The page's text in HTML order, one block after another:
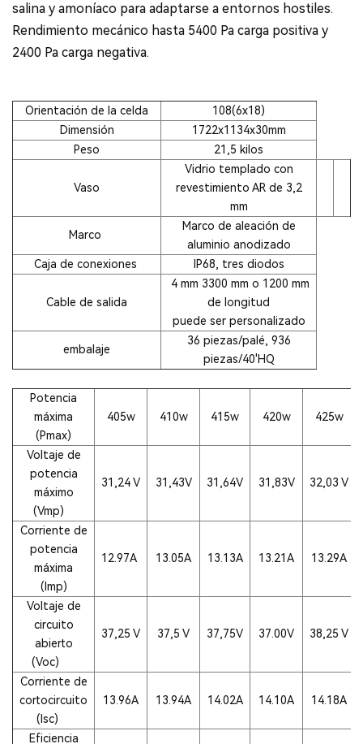
salina y amoníaco para adaptarse a entornos hostiles.
Rendimiento mecánico hasta 5400 Pa carga positiva y
2400 Pa carga negativa.
Orientación de la celda
108(6x18)
Dimensión
1722x1134x30mm
Peso
21,5 kilos
Vaso
Vidrio templado con
revestimiento AR de 3,2
mm
Marco
Marco de aleación de
aluminio anodizado
Caja de conexiones
IP68, tres diodos
Cable de salida
4 mm 3300 mm o 1200 mm
de longitud
puede ser personalizado
embalaje
36 piezas/palé, 936
piezas/40'HQ
Potencia
máxima
(Pmax)
405w 410w 415w 420w 425w
Voltaje de
potencia
máximo
(Vmp)
31,24 V 31,43V 31,64V 31,83V 32,03 V
Corriente de
potencia
máxima
(Imp)
12.97A 13.05A 13.13A 13.21A 13.29A
Voltaje de
circuito
abierto
(Voc)
37,25 V 37,5 V 37,75V 37.00V 38,25 V
Corriente de
cortocircuito
(lsc)
13.96A 13.94A 14.02A 14.10A 14.18A
Eficiencia